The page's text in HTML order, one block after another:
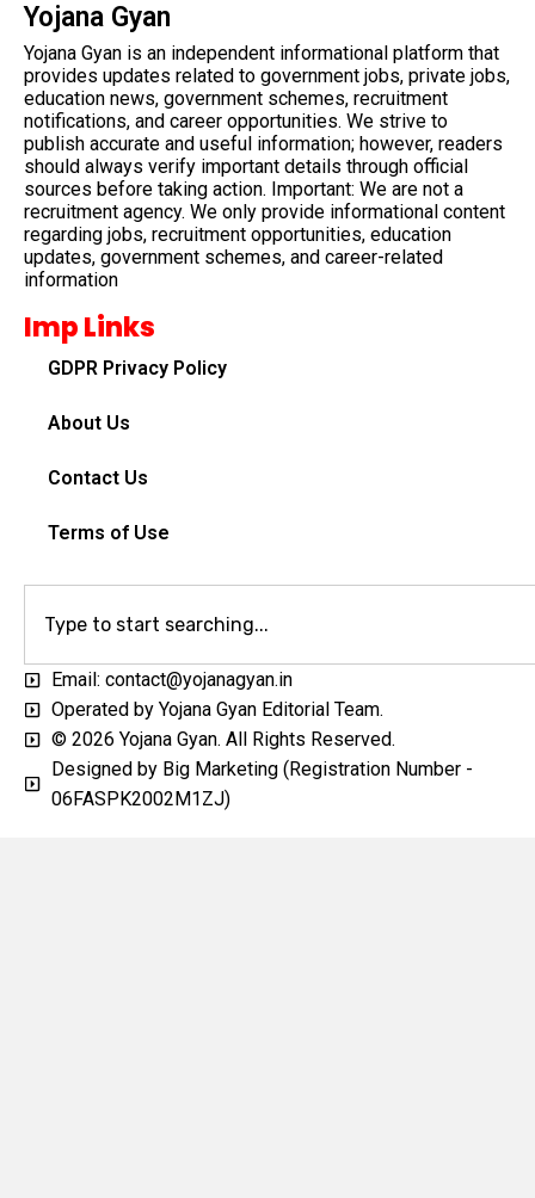
Yojana Gyan
Yojana Gyan is an independent informational platform that
provides updates related to government jobs, private jobs,
education news, government schemes, recruitment
notifications, and career opportunities. We strive to
publish accurate and useful information; however, readers
should always verify important details through official
sources before taking action. Important: We are not a
recruitment agency. We only provide informational content
regarding jobs, recruitment opportunities, education
updates, government schemes, and career-related
information
Imp Links
GDPR Privacy Policy
About Us
Contact Us
Terms of Use
Email: contact@yojanagyan.in
Operated by Yojana Gyan Editorial Team.
© 2026 Yojana Gyan. All Rights Reserved.
Designed by Big Marketing (Registration Number -
06FASPK2002M1ZJ)